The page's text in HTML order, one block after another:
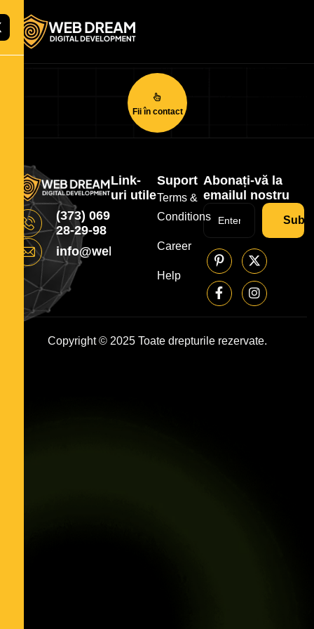
Fii în contact
(373) 069
28-29-98
info@webdream.md
Link-
uri utile
Suport
Terms &
Conditions
Career
Help
Abonați-vă la
emailul nostru
Copyright © 2025 Toate drepturile rezervate.